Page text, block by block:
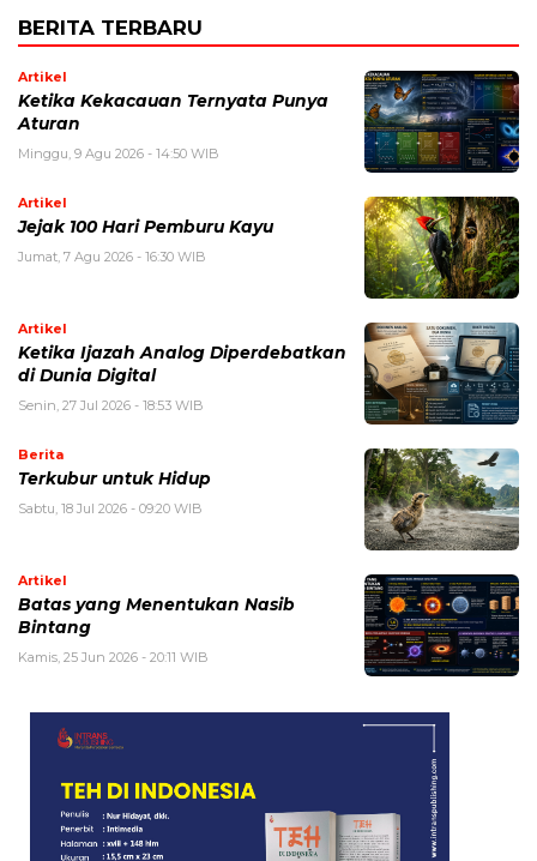
BERITA TERBARU
Artikel
Ketika Kekacauan Ternyata Punya
Aturan
Minggu, 9 Agu 2026 - 14:50 WIB
Artikel
Jejak 100 Hari Pemburu Kayu
Jumat, 7 Agu 2026 - 16:30 WIB
Artikel
Ketika Ijazah Analog Diperdebatkan
di Dunia Digital
Senin, 27 Jul 2026 - 18:53 WIB
Berita
Terkubur untuk Hidup
Sabtu, 18 Jul 2026 - 09:20 WIB
Artikel
Batas yang Menentukan Nasib
Bintang
Kamis, 25 Jun 2026 - 20:11 WIB